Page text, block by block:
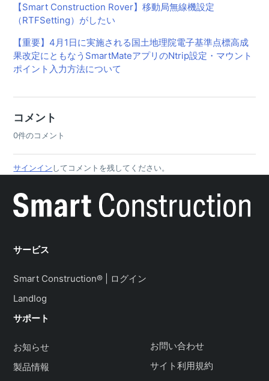
【Smart Construction Rover】移動局無線機設定
（RTFSetting）がしたい
【重要】4月1日に実施される国土地理院電子基準点標⾼成
果改定にともなうSmartMateアプリのNtrip設定・マウント
ポイント入力方法について
コメント
0件のコメント
サインインしてコメントを残してください。
サービス
Smart Construction® | ログイン
Landlog
サポート
お知らせ
製品情報
お問い合わせ
サイト利用規約